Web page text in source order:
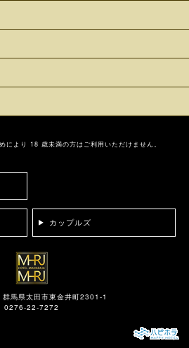
により 18 歳未満の方はご利用いただけません。
カップルズ
馬県太田市東金井町2301-1
0276-22-7272